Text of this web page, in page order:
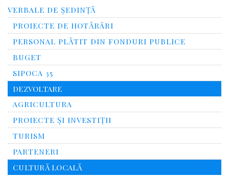
VERBALE DE ȘEDINȚĂ
PROIECTE DE HOTĂRÂRI
PERSONAL PLĂTIT DIN FONDURI PUBLICE
BUGET
SIPOCA 35
DEZVOLTARE
AGRICULTURA
PROIECTE ȘI INVESTIȚII
TURISM
PARTENERI
CULTURĂ LOCALĂ